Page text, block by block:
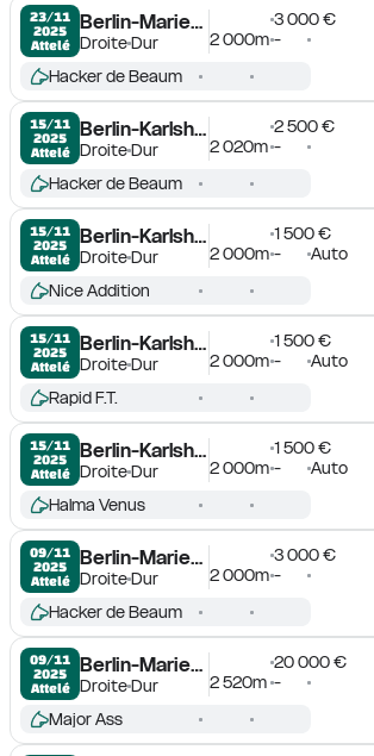
23/11
2025
Attelé
Berlin-Mariendorf
DroiteDur
3 000 €
2 000m -
Hacker de Beaum
15/11
2025
Attelé
Berlin-Karlshorst
DroiteDur
2 500 €
2 020m -
Hacker de Beaum
15/11
2025
Attelé
Berlin-Karlshorst
DroiteDur
1 500 €
2 000m - Auto
Nice Addition
15/11
2025
Attelé
Berlin-Karlshorst
DroiteDur
1 500 €
2 000m - Auto
Rapid F.T.
15/11
2025
Attelé
Berlin-Karlshorst
DroiteDur
1 500 €
2 000m - Auto
Halma Venus
09/11
2025
Attelé
Berlin-Mariendorf
DroiteDur
3 000 €
2 000m -
Hacker de Beaum
09/11
2025
Attelé
Berlin-Mariendorf
DroiteDur
20 000 €
2 520m -
Major Ass